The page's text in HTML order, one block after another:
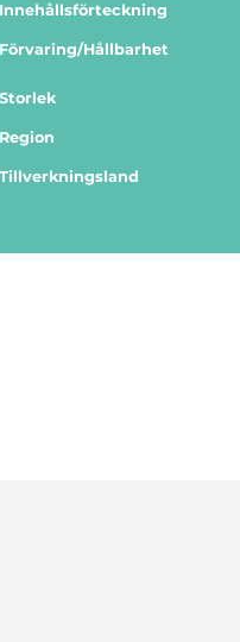
Innehållsförteckning
Förvaring/Hållbarhet
Storlek
Region
Tillverkningsland